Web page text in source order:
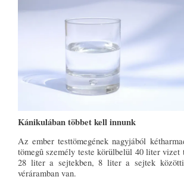
Kánikulában többet kell innunk
Az ember testtömegének nagyjából
tömegû személy teste körülbelül 40 liter vizet
28 liter a sejtekben, 8 liter a sejtek
véráramban van.